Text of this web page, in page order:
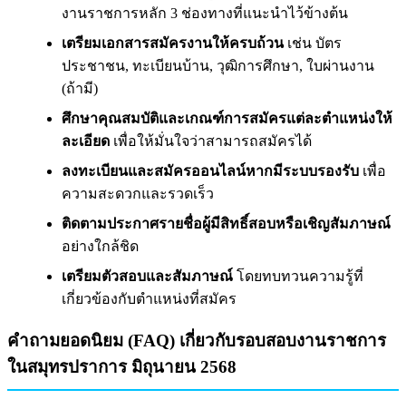
งานราชการหลัก 3 ช่องทางที่แนะนำไว้ข้างต้น
เตรียมเอกสารสมัครงานให้ครบถ้วนเช่น บัตร
ประชาชน, ทะเบียนบ้าน, วุฒิการศึกษา, ใบผ่านงาน
(ถ้ามี)
ศึกษาคุณสมบัติและเกณฑ์การสมัครแต่ละตำแหน่งให้
ละเอียด เพื่อให้มั่นใจว่าสามารถสมัครได้
ลงทะเบียนและสมัครออนไลน์หากมีระบบรองรับ เพื่อ
ความสะดวกและรวดเร็ว
ติดตามประกาศรายชื่อผู้มีสิทธิ์สอบหรือเชิญสัมภาษณ์
อย่างใกล้ชิด
เตรียมตัวสอบและสัมภาษณ์ โดยทบทวนความรู้ที่
เกี่ยวข้องกับตำแหน่งที่สมัคร
คำถามยอดนิยม (FAQ) เกี่ยวกับรอบสอบงานราชการ
ในสมุทรปราการ มิถุนายน 2568